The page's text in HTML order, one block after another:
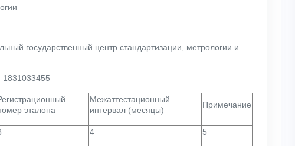
государственный центр стандартизации, метрологии и
1831033455
эталона
Межаттестационный
интервал (месяцы)
Примечание
4 5